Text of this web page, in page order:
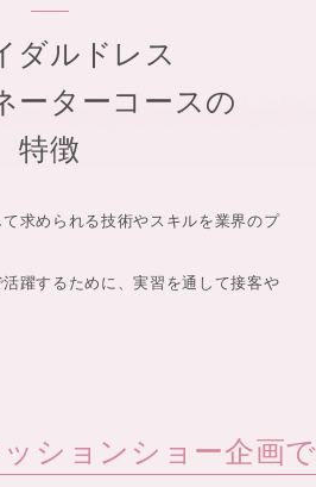
ダルドレス
ーターコースの
特徴
求められる技術やスキルを業界のプ
躍するために、実習を通して接客や
ションショー企画